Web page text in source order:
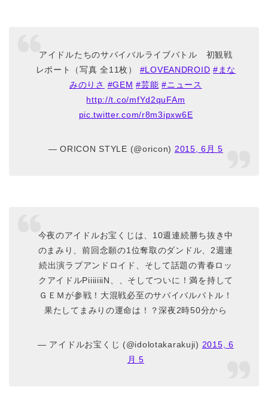
アイドルたちのサバイバルライブバトル 初観戦
レポート（写真 全11枚） #LOVEANDROID #まな
みのりさ #GEM #芸能 #ニュース
http://t.co/mfYd2quFAm
pic.twitter.com/r8m3ipxw6E
— ORICON STYLE (@oricon) 2015, 6月 5
今夜のアイドルお宝くじは、10週連続勝ち抜き中
のまみり、前回念願の1位奪取のダンドル、2週連
続出演ラブアンドロイド、そして話題の青春ロッ
クアイドルPiiiiiiiN、、そしてついに！満を持して
ＧＥＭが参戦！大混戦必至のサバイバルバトル！
果たしてまみりの運命は！？深夜2時50分から
— アイドルお宝くじ (@idolotakarakuji) 2015, 6
月 5